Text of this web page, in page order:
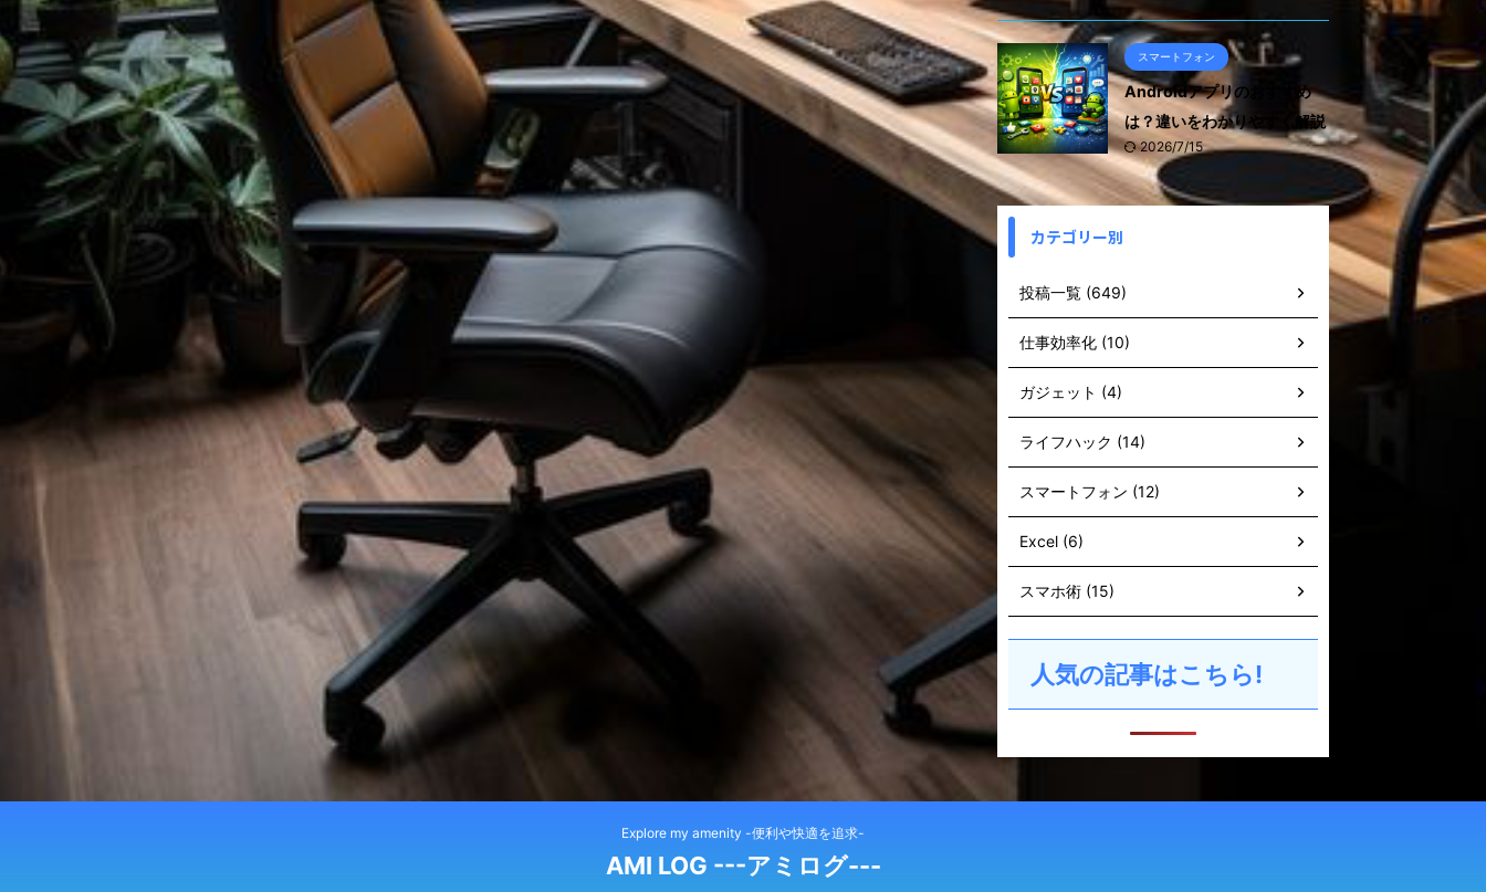
スマートフォン
Androidアプリのおすすめ
は？違いをわかりやすく解説
2026/7/15
カテゴリー別
投稿一覧 (649)
仕事効率化 (10)
ガジェット (4)
ライフハック (14)
スマートフォン (12)
Excel (6)
スマホ術 (15)
人気の記事はこちら!
Explore my amenity -便利や快適を追求-
AMI LOG ---アミログ---